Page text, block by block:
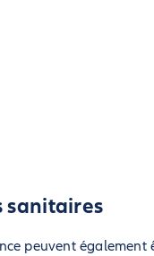
sanitaires
peuvent également